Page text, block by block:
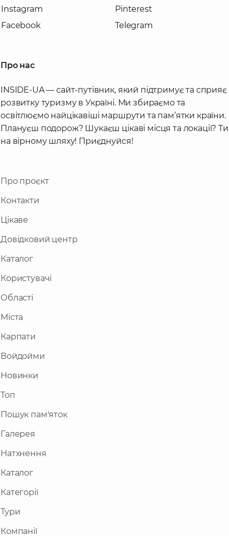
Instagram
Facebook
Pinterest
Telegram
Про нас
INSIDE-UA — сайт-путівник, який підтримує та сприяє
розвитку туризму в Україні. Ми збираємо та
освітлюємо найцікавіші маршрути та пам’ятки країни.
Плануєш подорож? Шукаєш цікаві місця та локації? Ти
на вірному шляху! Приєднуйся!
Про проєкт
Контакти
Цікаве
Довідковий центр
Каталог
Користувачі
Області
Міста
Карпати
Войдойми
Новинки
Топ
Пошук пам'яток
Галерея
Натхнення
Каталог
Категорії
Тури
Компанії